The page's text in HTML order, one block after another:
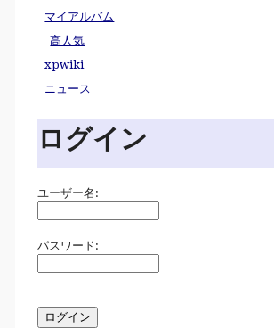
マイアルバム
高人気
xpwiki
ニュース
ログイン
ユーザー名:
パスワード: